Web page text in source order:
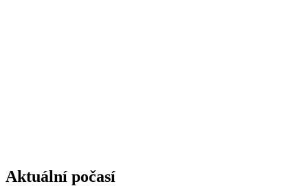
Aktuální počasí